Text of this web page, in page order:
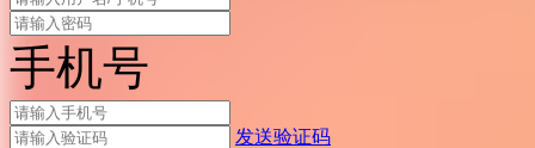
手机号
发送验证码